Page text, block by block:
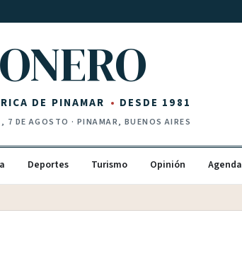
DE PINAMAR DESDE 1981
7 DE AGOSTO · PINAMAR, BUENOS AIRES
Deportes Turismo Opinión Agenda